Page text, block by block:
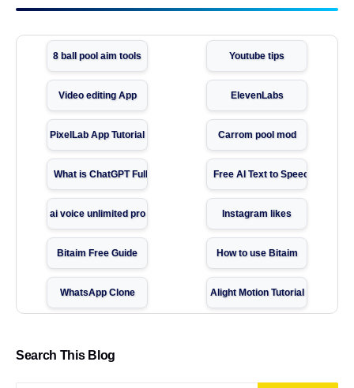
8 ball pool aim tools Youtube tips
Video editing App ElevenLabs
PixelLab App Tutorial Carrom pool mod
What is ChatGPT Full Guide Free AI Text to Speech
ai voice unlimited pro Instagram likes
Bitaim Free Guide How to use Bitaim
WhatsApp Clone Alight Motion Tutorial
Search This Blog